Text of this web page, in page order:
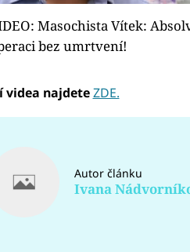
Masochista Vítek:
bez umrtvení!
videa najdeteZDE.
Autor článku
Ivana